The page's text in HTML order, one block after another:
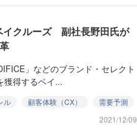
イクルーズ 副社長野田氏が
」などのブランド・セレクト
獲得するベイ...
ル 顧客体験（CX）
需要予測
2021/12/09